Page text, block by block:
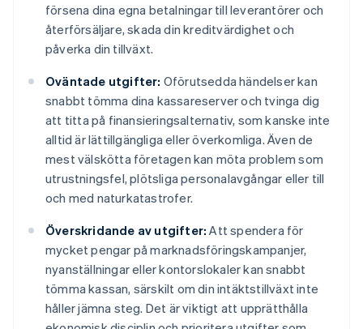
försena dina egna betalningar till leverantörer och
återförsäljare, skada din kreditvärdighet och
påverka din tillväxt.
Oväntade utgifter: Oförutsedda händelser kan
snabbt tömma dina kassareserver och tvinga dig
att titta på finansieringsalternativ, som kanske inte
alltid är lättillgängliga eller överkomliga. Även de
mest välskötta företagen kan möta problem som
utrustningsfel, plötsliga personalavgångar eller till
och med naturkatastrofer.
Överskridande av utgifter: Att spendera för
mycket pengar på marknadsföringskampanjer,
nyanställningar eller kontorslokaler kan snabbt
tömma kassan, särskilt om din intäktstillväxt inte
håller jämna steg. Det är viktigt att upprätthålla